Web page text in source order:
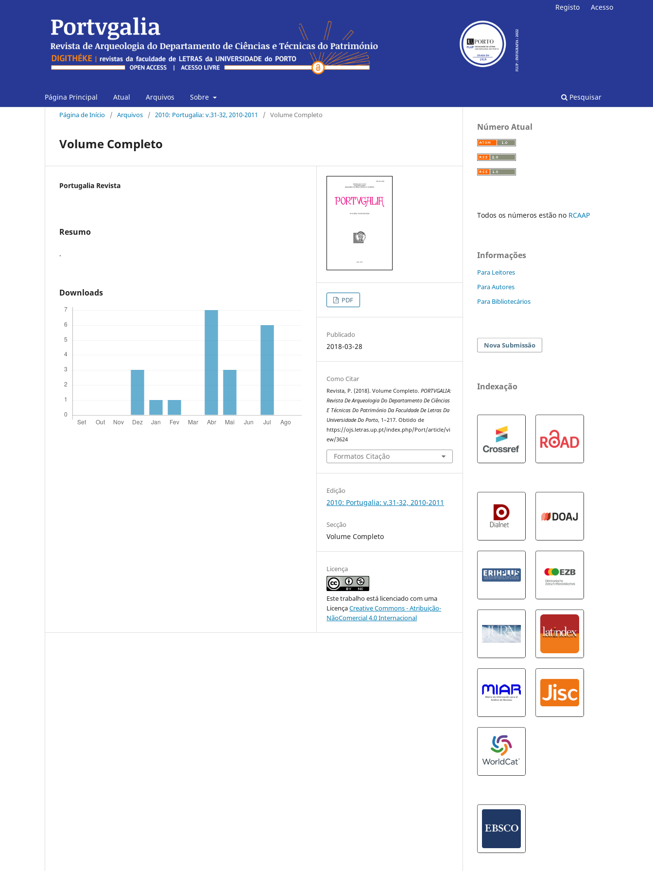
Página Principal Atual Arquivos Sobre Pesquisar
Registo Acesso
Página de Início / Arquivos / 2010: Portugalia: v.31-32, 2010-2011 / Volume Completo
Volume Completo
Portugalia Revista
Resumo
.
Downloads
PDF
Publicado
2018-03-28
Como Citar
Revista, P. (2018). Volume Completo.PORTVGALIA:
Revista De Arqueologia Do Departamento De Ciências
E Técnicas Do Património Da Faculdade De Letras Da
Universidade Do Porto, 1–217. Obtido de
https://ojs.letras.up.pt/index.php/Port/article/vi
ew/3624
Formatos Citação
Edição
2010: Portugalia: v.31-32, 2010-2011
Secção
Volume Completo
Licença
Este trabalho está licenciado com uma
LicençaCreative Commons - Atribuição-
NãoComercial 4.0 Internacional
Número Atual
Todos os números estão no RCAAP
Informações
Para Leitores
Para Autores
Para Bibliotecários
Nova Submissão
Indexação